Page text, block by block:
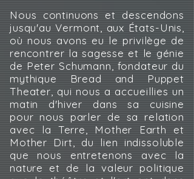
Nous continuons et descendons
jusqu'au Vermont, aux États-Unis,
où nous avons eu le privilège de
rencontrer la sagesse et le génie
de Peter Schumann, fondateur du
mythique Bread and Puppet
Theater, qui nous a accueillies un
matin d'hiver dans sa cuisine
pour nous parler de sa relation
avec la Terre, Mother Earth et
Mother Dirt, du lien indissoluble
que nous entretenons avec la
nature et de la valeur politique